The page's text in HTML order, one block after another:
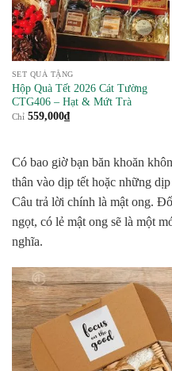
SET QUÀ TẶNG
Hộp Quà Tết 2026 Cát Tường
CTG406 – Hạt & Mứt Trà
Chỉ 559,000₫
Có bao giờ bạn băn khoăn
thân vào dịp tết hoặc những
Câu trả lời chính là mật ong.
ngọt, có lẻ mật ong sẽ là một
nghĩa.